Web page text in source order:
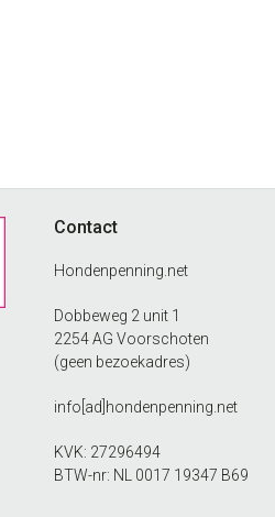
Contact
Hondenpenning.net
Dobbeweg 2 unit 1
2254 AG Voorschoten
(geen bezoekadres)
info[ad]hondenpenning.net
KVK: 27296494
BTW-nr: NL 0017 19347 B69